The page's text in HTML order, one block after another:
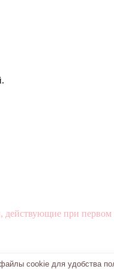
при первом
cookie для удобства